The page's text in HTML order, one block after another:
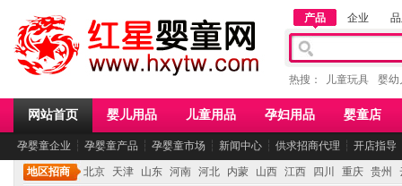
产品 企业
热搜： 儿童玩具 婴幼
网站首页 婴儿用品 儿童用品 孕妇用品 婴童店
孕婴童企业 ┆ 孕婴童产品 ┆ 孕婴童市场 ┆ 新闻中心 ┆ 供求招商代理 ┆ 开店指导
地区招商 北京 天津 山东 河南 河北 内蒙 山西 江西 四川 重庆 贵州